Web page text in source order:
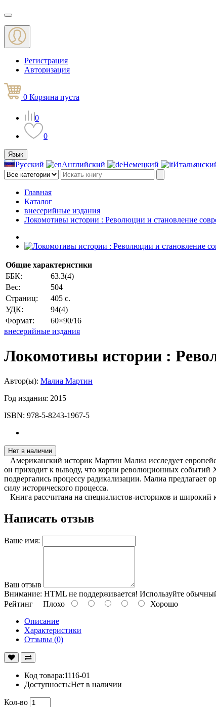
Меню
Регистрация
Авторизация
0 Корзина пуста
0
0
Язык
Русский Английский Немецкий
Главная
Каталог
внесерийные издания
Локомотивы истории : Революции и становление
Общие характеристики
ББК:
63.3(4)
Вес:
504
Страниц:
405 c.
УДК:
94(4)
Формат:
60×90/16
внесерийные издания
Локомотивы истории :
Автор(ы): Малиа Мартин
Год издания: 2015
ISBN: 978-5-8243-1967-5
Нет в наличии
Американский историк Мартин Малиа исследует
он приходит к выводу, что корни революционных событий
подвергались процессу радикализации. Малиа
силу исторического процесса.
Книга рассчитана на специалистов-историков и широкий
Написать отзыв
Ваше имя:
Ваш отзыв
Внимание: HTML не поддерживается! Используйте
Рейтинг Плохо Хорошо
Описание
Характеристики
Отзывы (0)
Код товара:1116-01
Доступность:Нет в наличии
Кол-во